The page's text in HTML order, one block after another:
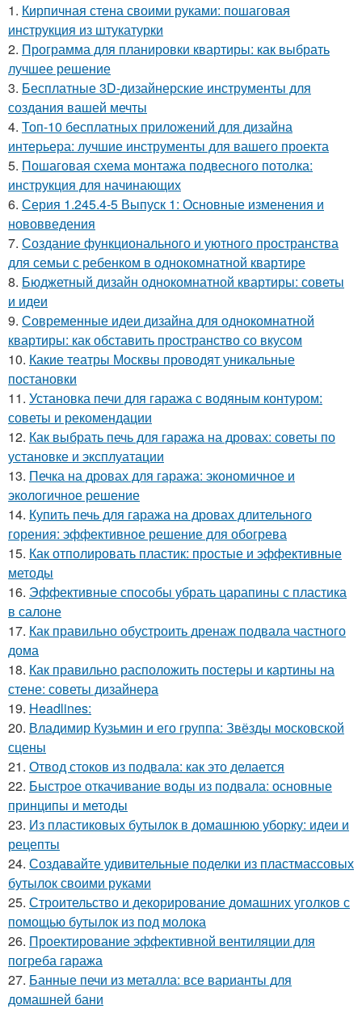
1. Кирпичная стена своими руками: пошаговая
инструкция из штукатурки
2. Программа для планировки квартиры: как выбрать
лучшее решение
3. Бесплатные 3D-дизайнерские инструменты для
создания вашей мечты
4. Топ-10 бесплатных приложений для дизайна
интерьера: лучшие инструменты для вашего проекта
5. Пошаговая схема монтажа подвесного потолка:
инструкция для начинающих
6. Серия 1.245.4-5 Выпуск 1: Основные изменения и
нововведения
7. Создание функционального и уютного пространства
для семьи с ребенком в однокомнатной квартире
8. Бюджетный дизайн однокомнатной квартиры: советы
и идеи
9. Современные идеи дизайна для однокомнатной
квартиры: как обставить пространство со вкусом
10. Какие театры Москвы проводят уникальные
постановки
11. Установка печи для гаража с водяным контуром:
советы и рекомендации
12. Как выбрать печь для гаража на дровах: советы по
установке и эксплуатации
13. Печка на дровах для гаража: экономичное и
экологичное решение
14. Купить печь для гаража на дровах длительного
горения: эффективное решение для обогрева
15. Как отполировать пластик: простые и эффективные
методы
16. Эффективные способы убрать царапины с пластика
в салоне
17. Как правильно обустроить дренаж подвала частного
дома
18. Как правильно расположить постеры и картины на
стене: советы дизайнера
19. Headlines:
20. Владимир Кузьмин и его группа: Звёзды московской
сцены
21. Отвод стоков из подвала: как это делается
22. Быстрое откачивание воды из подвала: основные
принципы и методы
23. Из пластиковых бутылок в домашнюю уборку: идеи и
рецепты
24. Создавайте удивительные поделки из пластмассовых
бутылок своими руками
25. Строительство и декорирование домашних уголков с
помощью бутылок из под молока
26. Проектирование эффективной вентиляции для
погреба гаража
27. Банные печи из металла: все варианты для
домашней бани